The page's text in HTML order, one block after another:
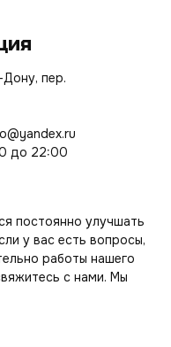
пер.
до 22:00
постоянно улучшать
у вас есть вопросы,
работы нашего
с нами. Мы